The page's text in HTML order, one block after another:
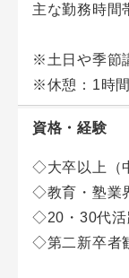
にしています
※トレーナーが
主な勤務時間
※土日や季節
※休憩：1時
資格・経験
◇大卒以上（
◇教育・塾業
◇20・30代活
◇第二新卒者